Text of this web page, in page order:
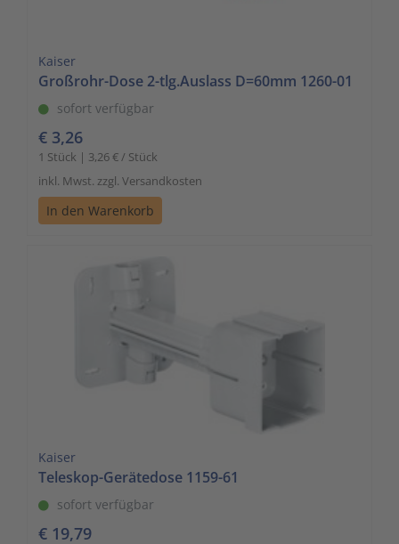
Kaiser
Großrohr-Dose 2-tlg.Auslass D=60mm 1260-01
sofort verfügbar
€ 3,26
1 Stück | 3,26 € / Stück
inkl. Mwst. zzgl. Versandkosten
In den Warenkorb
Kaiser
Teleskop-Gerätedose 1159-61
sofort verfügbar
€ 19,79